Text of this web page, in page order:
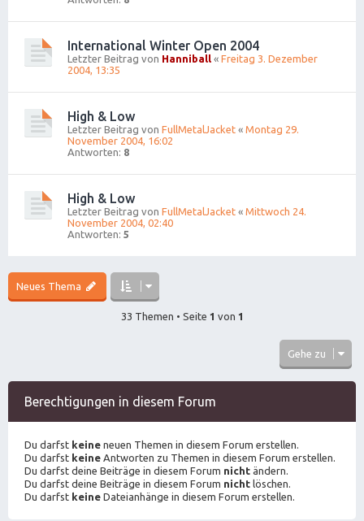
International Winter Open 2004
Letzter Beitrag von Hanniball « Freitag 3. Dezember
2004, 13:35
High & Low
Letzter Beitrag von FullMetalJacket « Montag 29.
November 2004, 16:02
Antworten: 8
High & Low
Letzter Beitrag von FullMetalJacket « Mittwoch 24.
November 2004, 02:40
Antworten: 5
Neues Thema
33 Themen • Seite 1 von 1
Gehe zu
Berechtigungen in diesem Forum
Du darfst keine neuen Themen in diesem Forum erstellen.
Du darfst keine Antworten zu Themen in diesem Forum erstellen.
Du darfst deine Beiträge in diesem Forum nicht ändern.
Du darfst deine Beiträge in diesem Forum nicht löschen.
Du darfst keine Dateianhänge in diesem Forum erstellen.